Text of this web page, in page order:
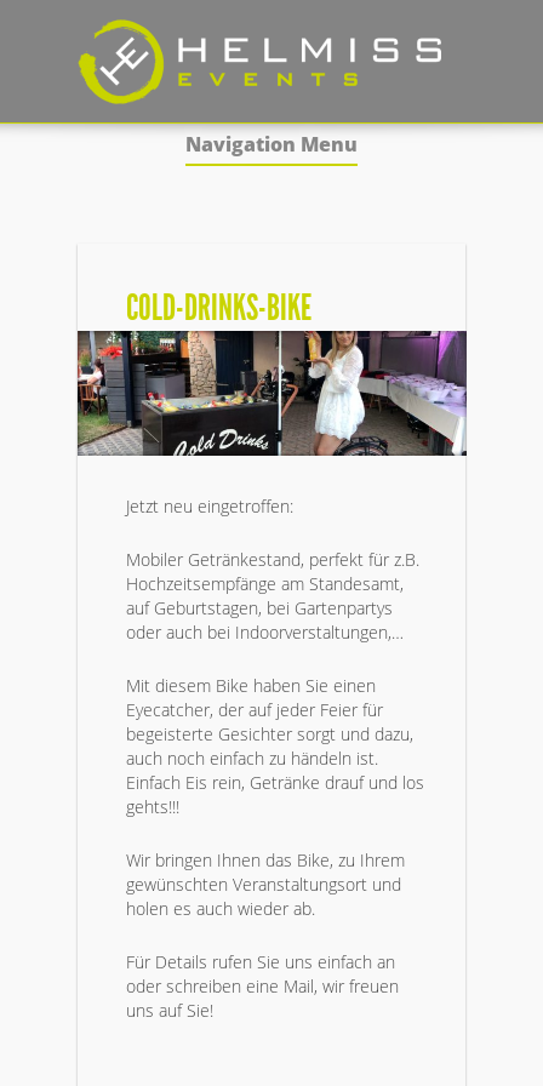
Navigation Menu
COLD-DRINKS-BIKE
Jetzt neu eingetroffen:
Mobiler Getränkestand, perfekt für z.B.
Hochzeitsempfänge am Standesamt,
auf Geburtstagen, bei Gartenpartys
oder auch bei Indoorverstaltungen,…
Mit diesem Bike haben Sie einen
Eyecatcher, der auf jeder Feier für
begeisterte Gesichter sorgt und dazu,
auch noch einfach zu händeln ist.
Einfach Eis rein, Getränke drauf und los
gehts!!!
Wir bringen Ihnen das Bike, zu Ihrem
gewünschten Veranstaltungsort und
holen es auch wieder ab.
Für Details rufen Sie uns einfach an
oder schreiben eine Mail, wir freuen
uns auf Sie!